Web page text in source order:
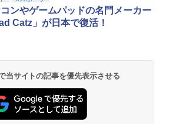
第三章 蛇神 (Amazon.co.jp限定オリジ
ナル三方背収納ケース付きコレクション)
(オリジナル特典:オリジナル巾着＋メー
ボード付) [Blu-ray]
￥10,780
ンやゲームパッドの名門メーカー
Catz」が日本で復活！
当サイトの記事を優先表示させる